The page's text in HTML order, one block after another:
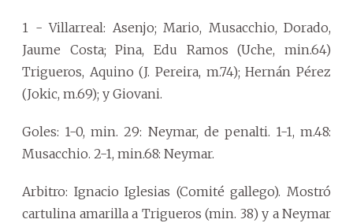
1 - Villarreal: Asenjo; Mario, Musacchio, Dorado,
Jaume Costa; Pina, Edu Ramos (Uche, min.64)
Trigueros, Aquino (J. Pereira, m.74); Hernán Pérez
(Jokic, m.69); y Giovani.
Goles: 1-0, min. 29: Neymar, de penalti. 1-1, m.48:
Musacchio. 2-1, min.68: Neymar.
Arbitro: Ignacio Iglesias (Comité gallego). Mostró
cartulina amarilla a Trigueros (min. 38) y a Neymar